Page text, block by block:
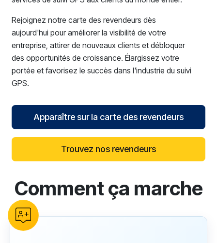
Rejoignez notre carte des revendeurs dès
aujourd'hui pour améliorer la visibilité de votre
entreprise, attirer de nouveaux clients et débloquer
des opportunités de croissance. Élargissez votre
portée et favorisez le succès dans l'industrie du suivi
GPS.
Apparaître sur la carte des revendeurs
Trouvez nos revendeurs
reCAPTCHA verification
Comment ça marche